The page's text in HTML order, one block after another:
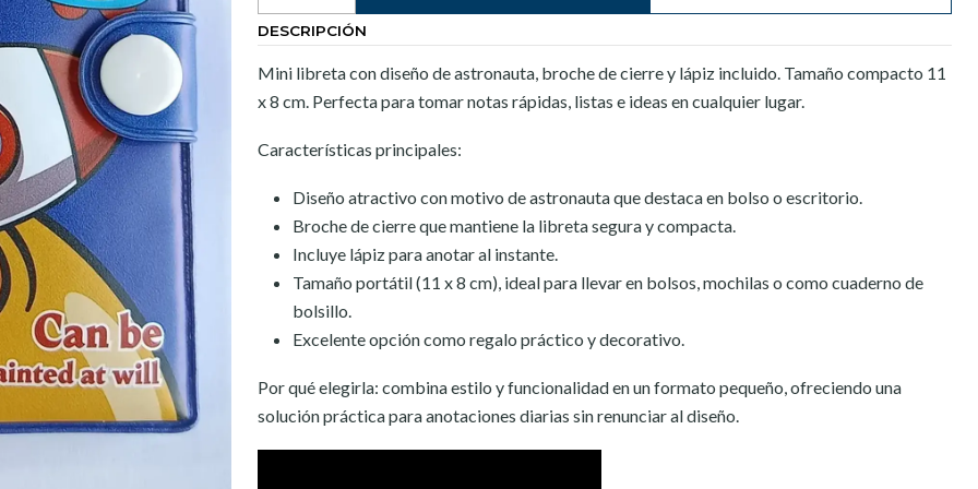
DESCRIPCIÓN
Mini libreta con diseño de astronauta, broche de cierre y lápiz incluido. Tamaño compacto 11
x 8 cm. Perfecta para tomar notas rápidas, listas e ideas en cualquier lugar.
Características principales:
Diseño atractivo con motivo de astronauta que destaca en bolso o escritorio.
Broche de cierre que mantiene la libreta segura y compacta.
Incluye lápiz para anotar al instante.
Tamaño portátil (11 x 8 cm), ideal para llevar en bolsos, mochilas o como cuaderno de
bolsillo.
Excelente opción como regalo práctico y decorativo.
Por qué elegirla: combina estilo y funcionalidad en un formato pequeño, ofreciendo una
solución práctica para anotaciones diarias sin renunciar al diseño.